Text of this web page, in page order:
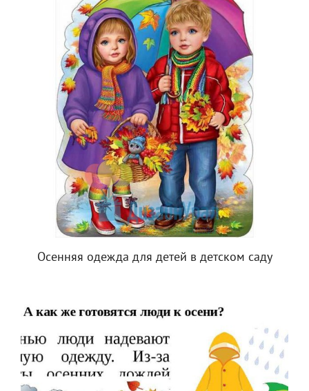
Осенняя одежда для детей в детском саду